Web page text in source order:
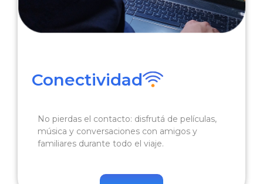
Conectividad
No pierdas el contacto: disfrutá de películas,
música y conversaciones con amigos y
familiares durante todo el viaje.